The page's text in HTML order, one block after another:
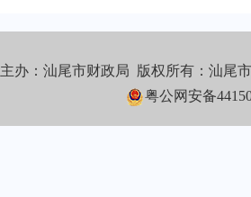
主办：汕尾市财政局 版权所有：汕尾
粤公网安备